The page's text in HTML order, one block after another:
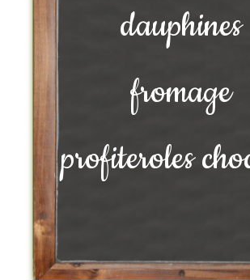
dauphines
fromage
profiteroles